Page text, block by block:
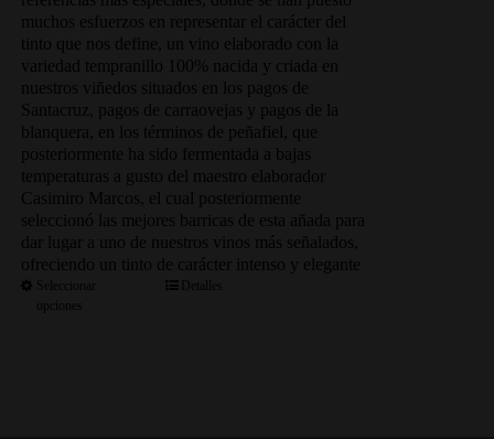
69.00€
hasta
333.50€
muchos esfuerzos en representar el carácter del
tinto que nos define, un vino elaborado con la
variedad tempranillo 100% nacida y criada en
nuestros viñedos situados en los pagos de
Santacruz, pagos de carraovejas y pagos de la
blanquera, en los términos de peñafiel, que
posteriormente ha sido fermentada a bajas
temperaturas a gusto del maestro elaborador
Casimiro Marcos, el cual posteriormente
seleccionó las mejores barricas de esta añada para
dar lugar a uno de nuestros vinos más señalados,
ofreciendo un tinto de carácter intenso y elegante
Seleccionar
Detalles